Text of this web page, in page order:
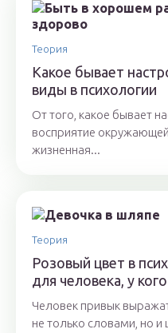
Теория
Какое бывает
виды в психологии
От того, какое бывает
восприятие
жизненная...
Теория
Розовый цвет в
для человека, у
Человек привык
не только словами, но